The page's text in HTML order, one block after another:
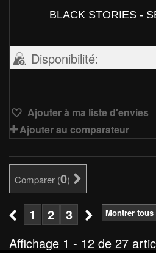
BLACK STORIES -
Disponibilité:
Ajouter à ma liste d'envies
Ajouter au comparateur
Comparer (0)
Montrer tous
1 2
3
Affichage 1 - 12 de 27